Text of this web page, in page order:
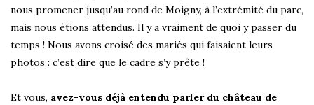
nous promener jusqu’au rond de Moigny, à l’extrémité du parc,
mais nous étions attendus. Il y a vraiment de quoi y passer du
temps ! Nous avons croisé des mariés qui faisaient leurs
photos : c’est dire que le cadre s’y prête !
Et vous, avez-vous déjà entendu parler du château de